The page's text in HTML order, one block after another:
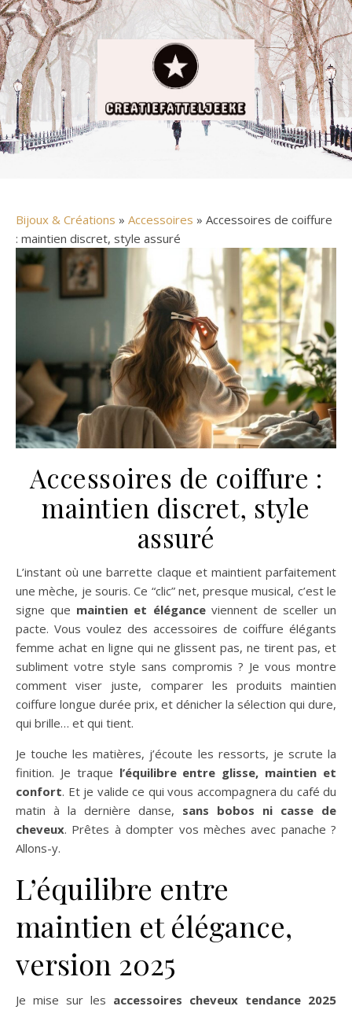
Bijoux & Créations » Accessoires » Accessoires de coiffure
: maintien discret, style assuré
Accessoires de coiffure :
maintien discret, style
assuré
L’instant où une barrette claque et maintient parfaitement
une mèche, je souris. Ce “clic” net, presque musical, c’est le
signe que maintien et éléganceviennent de sceller un
pacte. Vous voulez des accessoires de coiffure élégants
femme achat en ligne qui ne glissent pas, ne tirent pas, et
subliment votre style sans compromis ? Je vous montre
comment viser juste, comparer les produits maintien
coiffure longue durée prix, et dénicher la sélection qui dure,
qui brille… et qui tient.
Je touche les matières, j’écoute les ressorts, je scrute la
finition. Je traque l’équilibre entre glisse, maintien et
confort. Et je valide ce qui vous accompagnera du café du
matin à la dernière danse, sans bobos ni casse de
cheveux. Prêtes à dompter vos mèches avec panache ?
Allons-y.
L’équilibre entre
maintien et élégance,
version 2025
Je mise sur les accessoires cheveux tendance 2025